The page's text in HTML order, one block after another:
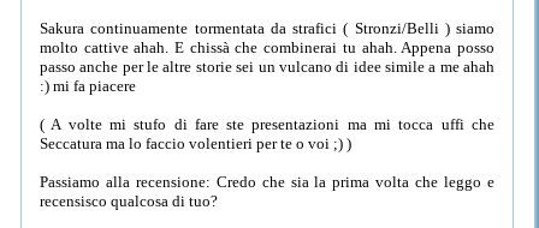
Sakura continuamente tormentata da strafici ( Stronzi/Belli ) siamo
molto cattive ahah. E chissà che combinerai tu ahah. Appena posso
passo anche per le altre storie sei un vulcano di idee simile a me ahah
:) mi fa piacere
( A volte mi stufo di fare ste presentazioni ma mi tocca uffi che
Seccatura ma lo faccio volentieri per te o voi ;) )
Passiamo alla recensione: Credo che sia la prima volta che leggo e
recensisco qualcosa di tuo?